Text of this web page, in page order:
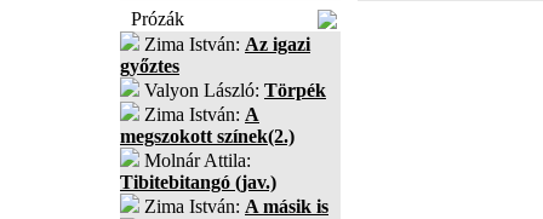
Prózák
Zima István: Az igazi
győztes
Valyon László: Törpék
Zima István: A
megszokott színek(2.)
Molnár Attila:
Tibitebitangó (jav.)
Zima István: A másik is